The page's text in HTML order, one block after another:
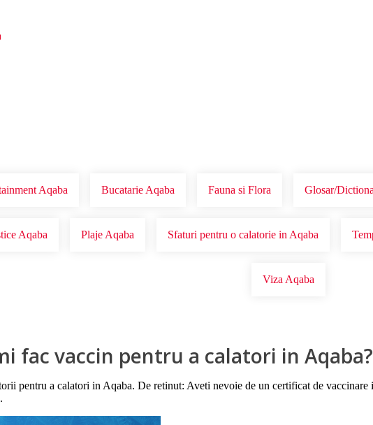
DE NERATAT
Aqaba Bucatarie Aqaba Fauna si Flora Glosar/
Aqaba Plaje Aqaba Sfaturi pentru o calatorie in Aqaba
Viza Aqaba
fac vaccin pentru a calatori in Aqaba?
pentru a calatori in Aqaba. De retinut: Aveti nevoie de un certificat de